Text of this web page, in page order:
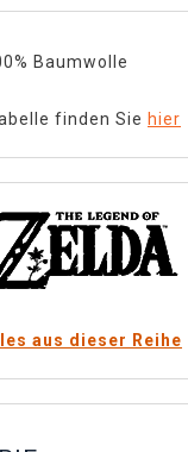
Baumwolle
finden Sie hier
aus dieser Reihe